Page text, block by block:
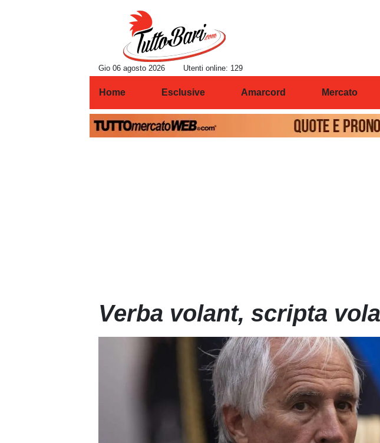
Gio 06 agosto 2026 Utenti online: 129
Home Esclusive Amarcord Mercato
Verba volant, scripta